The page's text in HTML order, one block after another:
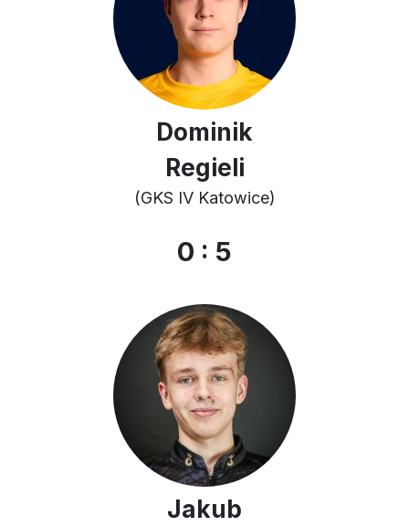
Dominik
Regieli
(GKS IV Katowice)
0 : 5
Jakub